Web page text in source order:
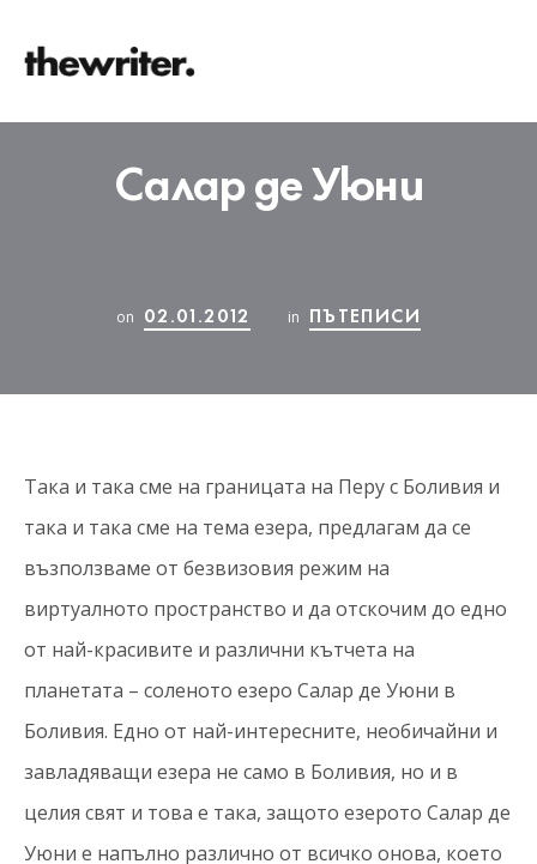
Салар де Уюни
on 02.01.2012 in ПЪТЕПИСИ
Така и така сме на границата на Перу с Боливия и
така и така сме на тема езера, предлагам да се
възползваме от безвизовия режим на
виртуалното пространство и да отскочим до едно
от най-красивите и различни кътчета на
планетата – соленото езеро Салар де Уюни в
Боливия. Едно от най-интересните, необичайни и
завладяващи езера не само в Боливия, но и в
целия свят и това е така, защото езерото Салар де
Уюни е напълно различно от всичко онова, което